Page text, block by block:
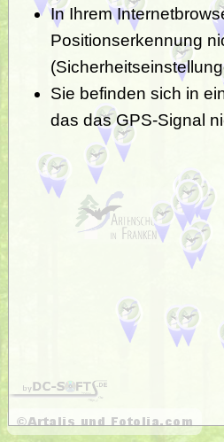
In Ihrem
Positionserkennung
Sie befinden sich in
das das GPS-Signal